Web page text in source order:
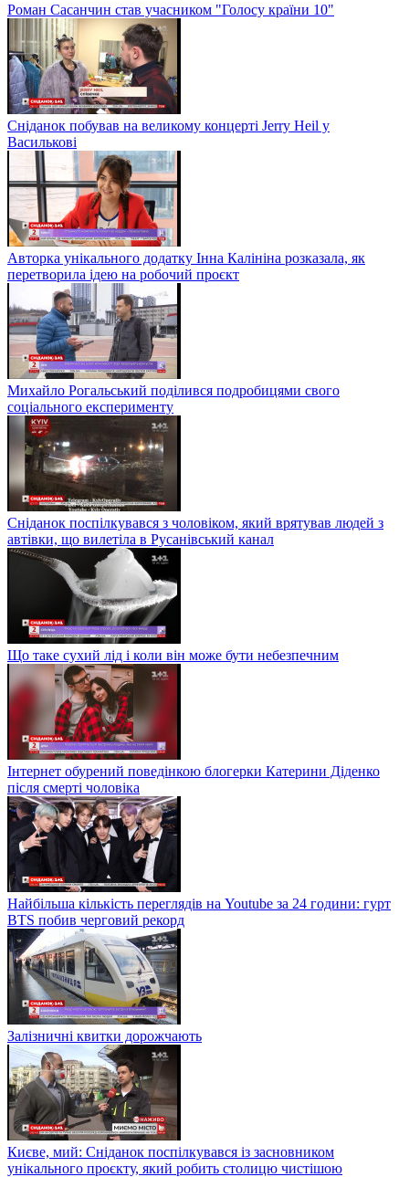
Роман Сасанчин став учасником "Голосу країни 10"
Сніданок побував на великому концерті Jerry Heil у
Василькові
Авторка унікального додатку Інна Калініна розказала, як
перетворила ідею на робочий проєкт
Михайло Рогальський поділився подробицями свого
соціального експерименту
Сніданок поспілкувався з чоловіком, який врятував людей з
автівки, що вилетіла в Русанівський канал
Що таке сухий лід і коли він може бути небезпечним
Інтернет обурений поведінкою блогерки Катерини Діденко
після смерті чоловіка
Найбільша кількість переглядів на Youtube за 24 години: гурт
BTS побив черговий рекорд
Залізничні квитки дорожчають
Києве, мий: Сніданок поспілкувався із засновником
унікального проєкту, який робить столицю чистішою